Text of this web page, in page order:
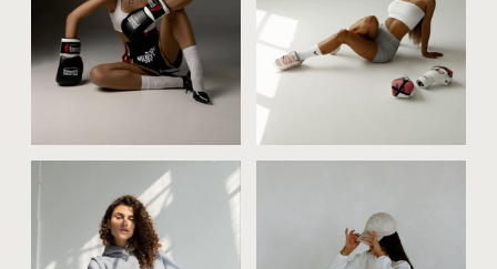
нужно ли тренироваться
перед съёмкой?